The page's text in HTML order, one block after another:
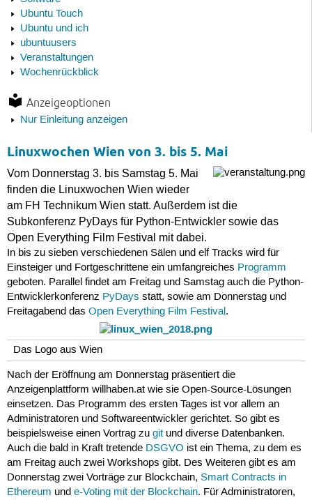
Ubuntu Touch
Ubuntu und ich
ubuntuusers
Veranstaltungen
Wochenrückblick
Anzeigeoptionen
Nur Einleitung anzeigen
Linuxwochen Wien von 3. bis 5. Mai
Vom Donnerstag 3. bis Samstag 5. Mai
finden die Linuxwochen Wien wieder
am FH Technikum Wien statt. Außerdem ist die
Subkonferenz PyDays für Python-Entwickler sowie das
Open Everything Film Festival mit dabei.
In bis zu sieben verschiedenen Sälen und elf Tracks wird für
Einsteiger und Fortgeschrittene ein umfangreiches Programm
geboten. Parallel findet am Freitag und Samstag auch die Python-
Entwicklerkonferenz PyDays statt, sowie am Donnerstag und
Freitagabend das Open Everything Film Festival.
Das Logo aus Wien
Nach der Eröffnung am Donnerstag präsentiert die
Anzeigenplattform willhaben.at wie sie Open-Source-Lösungen
einsetzen. Das Programm des ersten Tages ist vor allem an
Administratoren und Softwareentwickler gerichtet. So gibt es
beispielsweise einen Vortrag zu gitund diverse Datenbanken.
Auch die bald in Kraft tretende DSGVO ist ein Thema, zu dem es
am Freitag auch zwei Workshops gibt. Des Weiteren gibt es am
Donnerstag zwei Vorträge zur Blockchain, Smart Contracts in
Ethereum und e-Voting mit der Blockchain. Für Administratoren,